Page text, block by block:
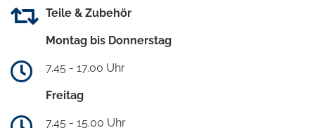
Teile & Zubehör
Montag bis Donnerstag
7.45 - 17.00 Uhr
Freitag
7.45 - 15.00 Uhr